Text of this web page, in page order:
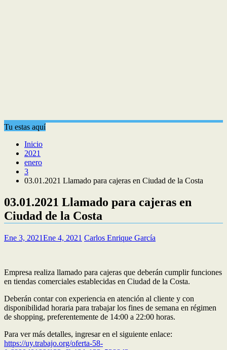
Tu estas aquí
Inicio
2021
enero
3
03.01.2021 Llamado para cajeras en Ciudad de la Costa
03.01.2021 Llamado para cajeras en
Ciudad de la Costa
Ene 3, 2021Ene 4, 2021 Carlos Enrique García
Empresa realiza llamado para cajeras que deberán cumplir funciones
en tiendas comerciales establecidas en Ciudad de la Costa.
Deberán contar con experiencia en atención al cliente y con
disponibilidad horaria para trabajar los fines de semana en régimen
de shopping, preferentemente de 14:00 a 22:00 horas.
Para ver más detalles, ingresar en el siguiente enlace:
https://uy.trabajo.org/oferta-58-